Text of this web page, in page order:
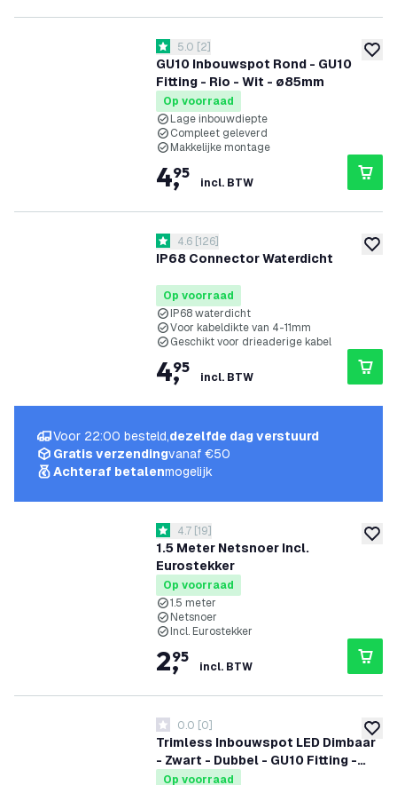
GU10 Inbouwspot Rond - GU10
Fitting - Rio - Wit - ø85mm
reviews drawer openen
5 score sterren
5.0 [2]
Op voorraad
Lage inbouwdiepte
Compleet geleverd
Makkelijke montage
4,
95
incl. BTW
IP68 Connector Waterdicht
reviews drawer openen
4.6 score sterren
4.6 [126]
Op voorraad
IP68 waterdicht
Voor kabeldikte van 4-11mm
Geschikt voor drieaderige kabel
4,
95
incl. BTW
1.5 Meter Netsnoer Incl.
Eurostekker
reviews drawer openen
4.7 score sterren
4.7 [19]
Op voorraad
1.5 meter
Netsnoer
Incl. Eurostekker
2,
95
incl. BTW
Trimless Inbouwspot LED Dimbaar
- Zwart - Dubbel - GU10 Fitting -
130x130mm
0 score sterren
0.0 [0]
Op voorraad
Voor 22:00 besteld,dezelfde dag verstuurd
Gratis verzendingvanaf €50
Achteraf betalenmogelijk